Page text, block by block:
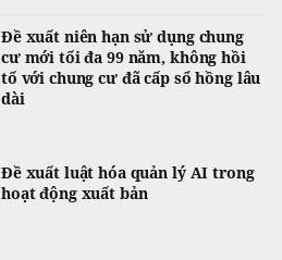
Đề xuất niên hạn sử dụng chung
cư mới tối đa 99 năm, không hồi
tố với chung cư đã cấp sổ hồng lâu
dài
Đề xuất luật hóa quản lý AI trong
hoạt động xuất bản